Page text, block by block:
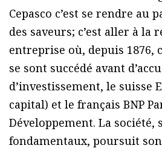
Cepasco c’est se rendre au
des saveurs; c’est aller à la
entreprise où, depuis 1876,
se sont succédé avant
d’investissement, le suisse
capital) et le français BNP
Développement. La société,
fondamentaux, poursuit